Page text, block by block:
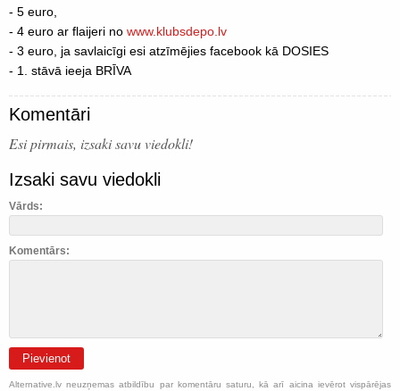
- 5 euro,
- 4 euro ar flaijeri no www.klubsdepo.lv
- 3 euro, ja savlaicīgi esi atzīmējies facebook kā DOSIES
- 1. stāvā ieeja BRĪVA
Komentāri
Esi pirmais, izsaki savu viedokli!
Izsaki savu viedokli
Vārds:
Komentārs:
Pievienot
Alternative.lv neuzņemas atbildību par komentāru saturu, kā arī aicina ievērot vispārējas